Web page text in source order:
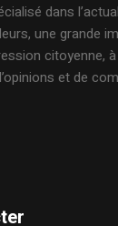
dans
une grande
citoyenne,
et de